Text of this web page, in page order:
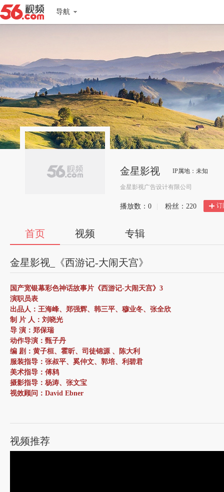
导航
金星影视 IP属地：未知
金星影视广告设计有限公司
播放数： 0 粉丝： 220 订
首页 视频 专辑
金星影视_《西游记-大闹天宫》
国产宽银幕彩色神话故事片《西游记-大闹天宫》3
演职员表
出品人：王海峰、郑强辉、韩三平、穆业冬、张全欣
制 片 人：刘晓光
导 演：郑保瑞
动作导演：甄子丹
编 剧：黄子桓、霍昕、司徒锦源 、陈大利
服装指导：张叔平、奚仲文、郭培、利碧君
美术指导：傅鸫
摄影指导：杨涛、张文宝
视效顾问：David Ebner
剪辑指导：张嘉辉
声音指导：尹杰
宣传总监：赵辉
视频推荐